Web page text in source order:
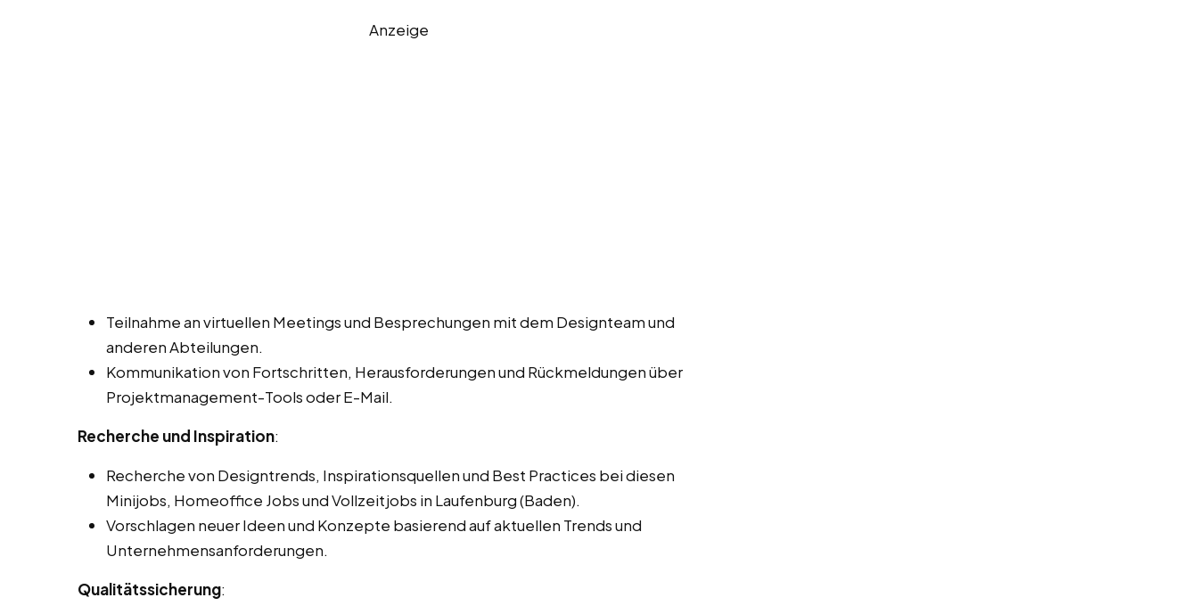
Anzeige
Teilnahme an virtuellen Meetings und Besprechungen mit dem Designteam und
anderen Abteilungen.
Kommunikation von Fortschritten, Herausforderungen und Rückmeldungen über
Projektmanagement-Tools oder E-Mail.
Recherche und Inspiration:
Recherche von Designtrends, Inspirationsquellen und Best Practices bei diesen
Minijobs, Homeoffice Jobs und Vollzeitjobs in Laufenburg (Baden).
Vorschlagen neuer Ideen und Konzepte basierend auf aktuellen Trends und
Unternehmensanforderungen.
Qualitätssicherung: